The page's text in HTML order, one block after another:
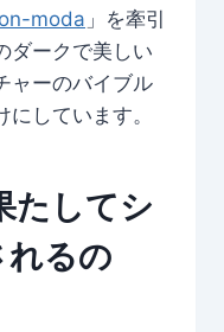
moda 」を牽引
ダークで美しい
ャーのバイブル
しています。
たしてシ
るの